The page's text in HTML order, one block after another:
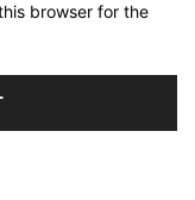
browser for the